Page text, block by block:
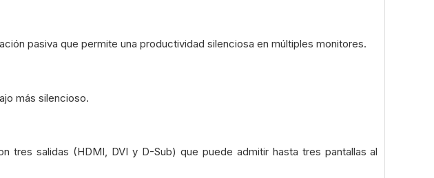
pasiva que permite una productividad silenciosa en múltiples monitores.
más silencioso.
tres salidas (HDMI, DVI y D-Sub) que puede admitir hasta tres pantallas al